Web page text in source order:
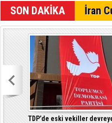
SON DAKİKA İran
TDP’de eski vekiller